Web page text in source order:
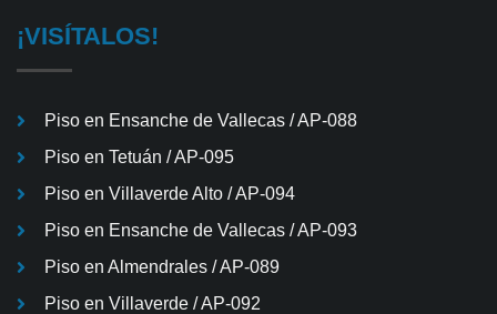
¡VISÍTALOS!
Piso en Ensanche de Vallecas / AP-088
Piso en Tetuán / AP-095
Piso en Villaverde Alto / AP-094
Piso en Ensanche de Vallecas / AP-093
Piso en Almendrales / AP-089
Piso en Villaverde / AP-092